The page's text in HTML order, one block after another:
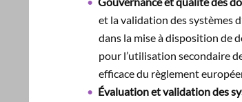
et la validation des systèmes
dans la mise à disposition de
pour l’utilisation secondaire
efficace du règlement
Évaluation et validation des